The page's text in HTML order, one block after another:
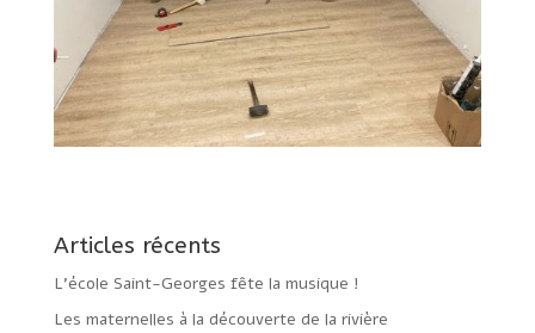
Articles récents
L’école Saint-Georges fête la musique !
Les maternelles à la découverte de la rivière